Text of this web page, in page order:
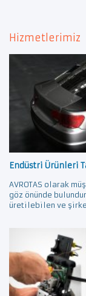
Hizmetlerimiz
Endüstri Ürünleri
AVROTAS olarak
göz önünde
üretilebilen ve